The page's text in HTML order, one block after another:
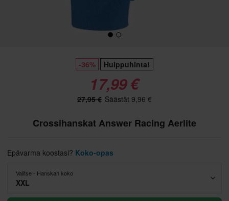
-36% Huippuhinta!
17,99 €
27,95 € Säästät 9,96 €
Crossihanskat Answer Racing Aerlite
Epävarma koostasi? Koko-opas
Valitse - Hanskan koko
XXL